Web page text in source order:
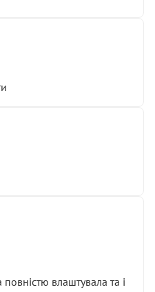
влаштувала та і